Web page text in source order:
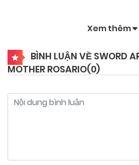
Xem thêm
BÌNH LUẬN VỀ SWORD
MOTHER ROSARIO(0)